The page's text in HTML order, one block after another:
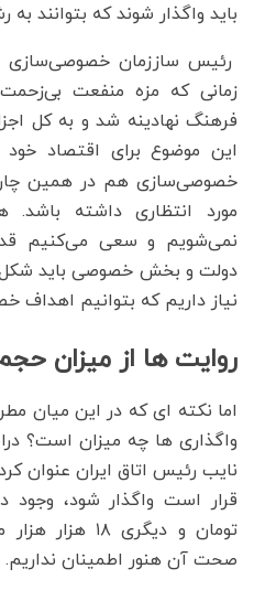
باید واگذار شوند که بتوانند
رئیس ساززمان خصوصی‌سازی
زمانی که مزه منفعت
فرهنگ نهادینه شد و به کل
این موضوع برای اقتصاد
خصوصی‌سازی هم در همین
مورد انتظاری داشته
نمی‌شویم و سعی می‌کنیم
دولت و بخش خصوصی باید شکل
نیاز داریم که بتوانیم
روایت ها از میزان
اما نکته ای که در این میان
واگذاری ها چه میزان است؟
نایب رئیس اتاق ایران عنوان
تومان و دیگری
صحت آن هنور اطمینان نداریم.